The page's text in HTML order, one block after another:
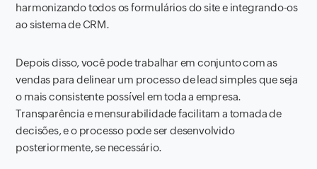
harmonizando todos os formulários do site e integrando-os
ao sistema de CRM.
Depois disso, você pode trabalhar em conjunto com as
vendas para delinear um processo de lead simples que seja
o mais consistente possível em toda a empresa.
Transparência e mensurabilidade facilitam a tomada de
decisões, e o processo pode ser desenvolvido
posteriormente, se necessário.